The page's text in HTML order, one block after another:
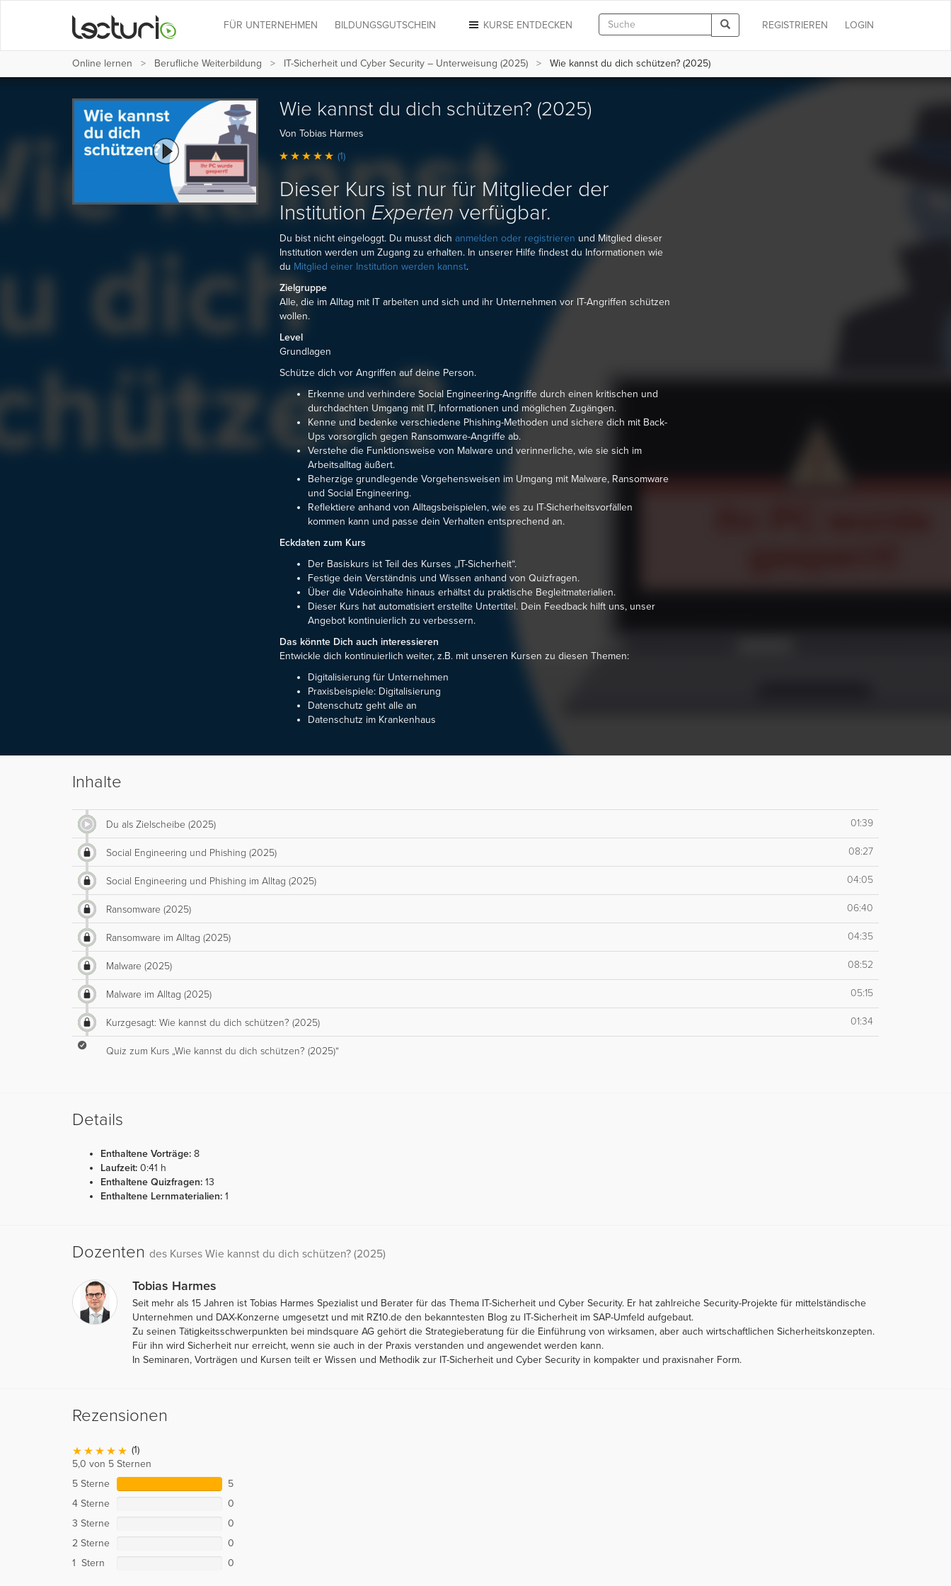
LOGIN
REGISTRIEREN
KURSE ENTDECKEN
FÜR UNTERNEHMEN BILDUNGSGUTSCHEIN
Online lernen Berufliche Weiterbildung IT-Sicherheit und Cyber Security – Unterweisung (2025) Wie kannst du dich schützen? (2025)
Wie kannst du dich schützen? (2025)
Von Tobias Harmes
(1)
Dieser Kurs ist nur für Mitglieder der
Institution Expertenverfügbar.
Du bist nicht eingeloggt. Du musst dich anmelden oder registrieren und Mitglied dieser
Institution werden um Zugang zu erhalten. In unserer Hilfe findest du Informationen wie
du Mitglied einer Institution werden kannst.
Zielgruppe
Alle, die im Alltag mit IT arbeiten und sich und ihr Unternehmen vor IT-Angriffen schützen
wollen.
Level
Grundlagen
Schütze dich vor Angriffen auf deine Person.
Erkenne und verhindere Social Engineering-Angriffe durch einen kritischen und
durchdachten Umgang mit IT, Informationen und möglichen Zugängen.
Kenne und bedenke verschiedene Phishing-Methoden und sichere dich mit Back-
Ups vorsorglich gegen Ransomware-Angriffe ab.
Verstehe die Funktionsweise von Malware und verinnerliche, wie sie sich im
Arbeitsalltag äußert.
Beherzige grundlegende Vorgehensweisen im Umgang mit Malware, Ransomware
und Social Engineering.
Reflektiere anhand von Alltagsbeispielen, wie es zu IT-Sicherheitsvorfällen
kommen kann und passe dein Verhalten entsprechend an.
Eckdaten zum Kurs
Der Basiskurs ist Teil des Kurses „IT-Sicherheit“.
Festige dein Verständnis und Wissen anhand von Quizfragen.
Über die Videoinhalte hinaus erhältst du praktische Begleitmaterialien.
Dieser Kurs hat automatisiert erstellte Untertitel. Dein Feedback hilft uns, unser
Angebot kontinuierlich zu verbessern.
Das könnte Dich auch interessieren
Entwickle dich kontinuierlich weiter, z.B. mit unseren Kursen zu diesen Themen:
Digitalisierung für Unternehmen
Praxisbeispiele: Digitalisierung
Datenschutz geht alle an
Datenschutz im Krankenhaus
Inhalte
Du als Zielscheibe (2025) 01:39
Social Engineering und Phishing (2025) 08:27
Social Engineering und Phishing im Alltag (2025) 04:05
Ransomware (2025) 06:40
Ransomware im Alltag (2025) 04:35
Malware (2025) 08:52
Malware im Alltag (2025) 05:15
Kurzgesagt: Wie kannst du dich schützen? (2025) 01:34
Quiz zum Kurs „Wie kannst du dich schützen? (2025)“
Details
Enthaltene Vorträge: 8
Laufzeit: 0:41 h
Enthaltene Quizfragen: 13
Enthaltene Lernmaterialien: 1
Dozenten des Kurses Wie kannst du dich schützen? (2025)
Tobias Harmes
Seit mehr als 15 Jahren ist Tobias Harmes Spezialist und Berater für das Thema IT-Sicherheit und Cyber Security. Er hat zahlreiche Security-Projekte für mittelständische
Unternehmen und DAX-Konzerne umgesetzt und mit RZ10.de den bekanntesten Blog zu IT-Sicherheit im SAP-Umfeld aufgebaut.
Zu seinen Tätigkeitsschwerpunkten bei mindsquare AG gehört die Strategieberatung für die Einführung von wirksamen, aber auch wirtschaftlichen Sicherheitskonzepten.
Für ihn wird Sicherheit nur erreicht, wenn sie auch in der Praxis verstanden und angewendet werden kann.
In Seminaren, Vorträgen und Kursen teilt er Wissen und Methodik zur IT-Sicherheit und Cyber Security in kompakter und praxisnaher Form.
Rezensionen
(1)
5,0 von 5 Sternen
5 Sterne
5
4 Sterne
0
3 Sterne
0
2 Sterne
0
1 Stern
0